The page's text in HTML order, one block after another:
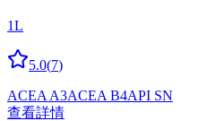
1L
5.0(7)
ACEA A3ACEA B4API SN
查看詳情